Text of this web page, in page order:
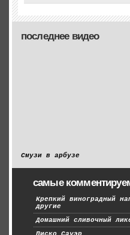
последнее видео
Смузи в арбузе
самые
Крепкий виноградный
другие
Домашний сливочный